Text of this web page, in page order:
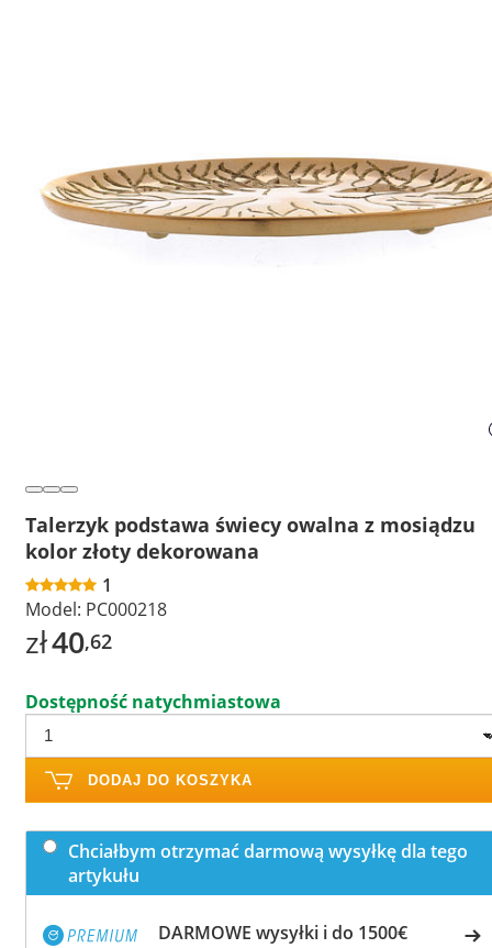
Talerzyk podstawa świecy owalna z mosiądzu
kolor złoty dekorowana
1
Model: PC000218
zł40,62
Dostępność natychmiastowa
DODAJ DO KOSZYKA
Chciałbym otrzymać darmową wysyłkę dla tego
artykułu
DARMOWE wysyłki i do 1500€